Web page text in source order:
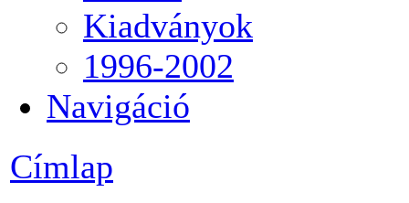
Kiadványok
1996-2002
Navigáció
Címlap